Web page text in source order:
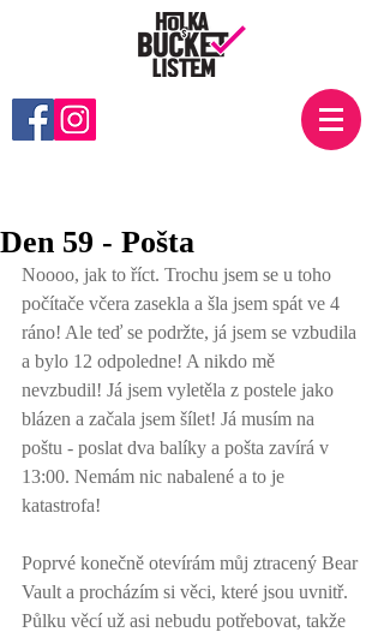
Den 59 - Pošta
Noooo, jak to říct. Trochu jsem se u toho
počítače včera zasekla a šla jsem spát ve 4
ráno! Ale teď se podržte, já jsem se vzbudila
a bylo 12 odpoledne! A nikdo mě
nevzbudil! Já jsem vyletěla z postele jako
blázen a začala jsem šílet! Já musím na
poštu - poslat dva balíky a pošta zavírá v
13:00. Nemám nic nabalené a to je
katastrofa!
Poprvé konečně otevírám můj ztracený Bear
Vault a procházím si věci, které jsou uvnitř.
Půlku věcí už asi nebudu potřebovat, takže